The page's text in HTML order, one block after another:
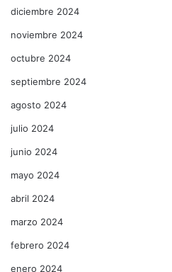
diciembre 2024
noviembre 2024
octubre 2024
septiembre 2024
agosto 2024
julio 2024
junio 2024
mayo 2024
abril 2024
marzo 2024
febrero 2024
enero 2024